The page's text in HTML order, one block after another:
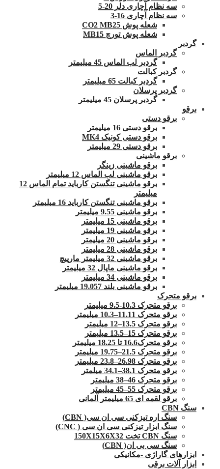
سه نظام آچاری دلر 20-5
سه نظام آچاری 16-3
شعله پوش CO2 MB25
شعله پوش تورچ MB15
گردبر
گردبر الماس
گردبر لب الماس 45 میلیمتر
گردبر کبالت
گردبر کبالت 65 میلیمتر
گردبر پرسلان
گردبر پرسلان 45 میلیمتر
برقو
برقو دستی
برقو دستی 16 میلیمتر
برقو دستی کونیک MK4
برقو دستی 29 میلیمتر
برقو ماشینی
برقو ماشینی زینگر
برقو ماشینی لب الماس 12 میلیمتر
برقو ماشینی تنگستن کارباید تمام الماس 12
میلیمتر
برقو ماشینی تنگستن کارباید 16 میلیمتر
برقو ماشینی 9.55 میلیمتر
برقو ماشینی 15 میلیمتر
برقو ماشینی 19 میلیمتر
برقو ماشینی 20 میلیمتر
برقو ماشینی 28 میلیمتر
برقو ماشینی 32 میلیمتر مارپیچ
برقو ماشینی ماپال 32 میلیمتر
برقو ماشینی 34 میلیمتر
برقو ماشینی بلند 19.057 میلیمتر
برقو متحرک
برقو متحرک 10.3-9.5 میلیمتر
برقو متحرک 11.11–10.3 میلیمتر
برقو متحرک 13.5–12 میلیمتر
برقو متحرک 15–13.5 میلیمتر
برقو متحرک16.6 تا 18.25 میلیمتر
برقو متحرک 21.5–19.75 میلیمتر
برقو متحرک 26.98–23.8 میلیمتر
برقو متحرک 38.1–34.1 میلمتر
برقو متحرک 46–38 میلیمتر
برقو متحرک 55–45 میلیمتر
برقو لقمه ای 65 میلیمتر آلمانی
سنگ CBN
سنگ اره تیزکنی سی ان سی( CBN)
سنگ ابزار تیزکنی سی ان سی ( CNC)
سنگ CBN تخت 150X15X6X32
سنگ سی بی ان( CBN)
ابزارهای گاراژی -مکانیکی
ابزار آلات برقی